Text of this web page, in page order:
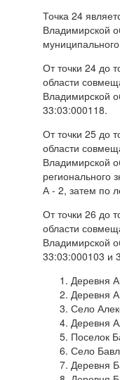
Точка 24
Владимирской
От точки 24 до
области
Владимирской
33:03:000118.
От точки 25 до
области
Владимирской
регионального
А - 2, затем по
От точки 26 до
области
Владимирской
33:03:000103 и
Деревня
Деревня
Село
Деревня
Поселок
Село
Деревня